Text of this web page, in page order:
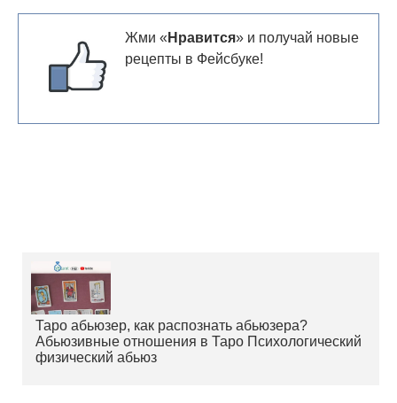
Жми « Нравится» и получай новые
рецепты в Фейсбуке!
Таро абьюзер, как распознать абьюзера?
Абьюзивные отношения в Таро Психологический
физический абьюз